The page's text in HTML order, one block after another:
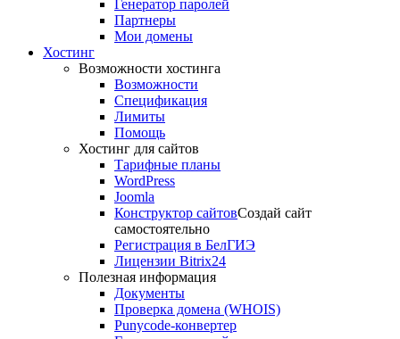
Генератор паролей
Партнеры
Мои домены
Хостинг
Возможности хостинга
Возможности
Спецификация
Лимиты
Помощь
Хостинг для сайтов
Тарифные планы
WordPress
Joomla
Конструктор сайтовСоздай сайт
самостоятельно
Регистрация в БелГИЭ
Лицензии Bitrix24
Полезная информация
Документы
Проверка домена (WHOIS)
Punycode-конвертер